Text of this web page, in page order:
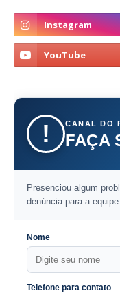
! CANAL DO
FAÇA
Presenciou algum
denúncia para a
Nome
Telefone para contato